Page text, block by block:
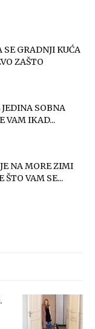
SE GRADNJI KUĆA
ZAŠTO
SOBNA
VAM IKAD...
NA MORE ZIMI
ŠTO VAM SE...